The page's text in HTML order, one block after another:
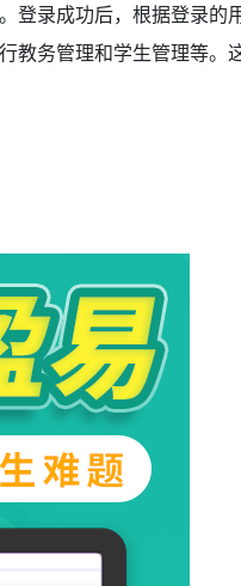
登录成功后，根据登录的
教务管理和学生管理等。